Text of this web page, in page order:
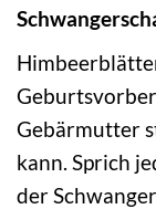
Gebärmutter
kann. Sprich
der